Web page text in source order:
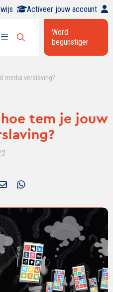
Activeer jouw account
Open
zoekbalk
Word
begunstiger
media verslaving?
tem je jouw